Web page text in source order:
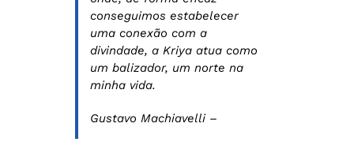
conseguimos estabelecer
uma conexão com a
divindade, a Kriya atua como
um balizador, um norte na
minha vida.
Gustavo Machiavelli –